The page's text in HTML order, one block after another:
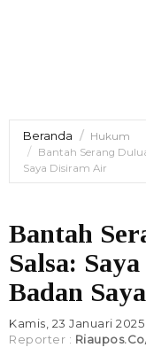
Beranda
Hukum
Bantah Serang
Saya Disiram Air
Bantah
Salsa:
Badan
Kamis, 23 Januari 2025
Reporter :